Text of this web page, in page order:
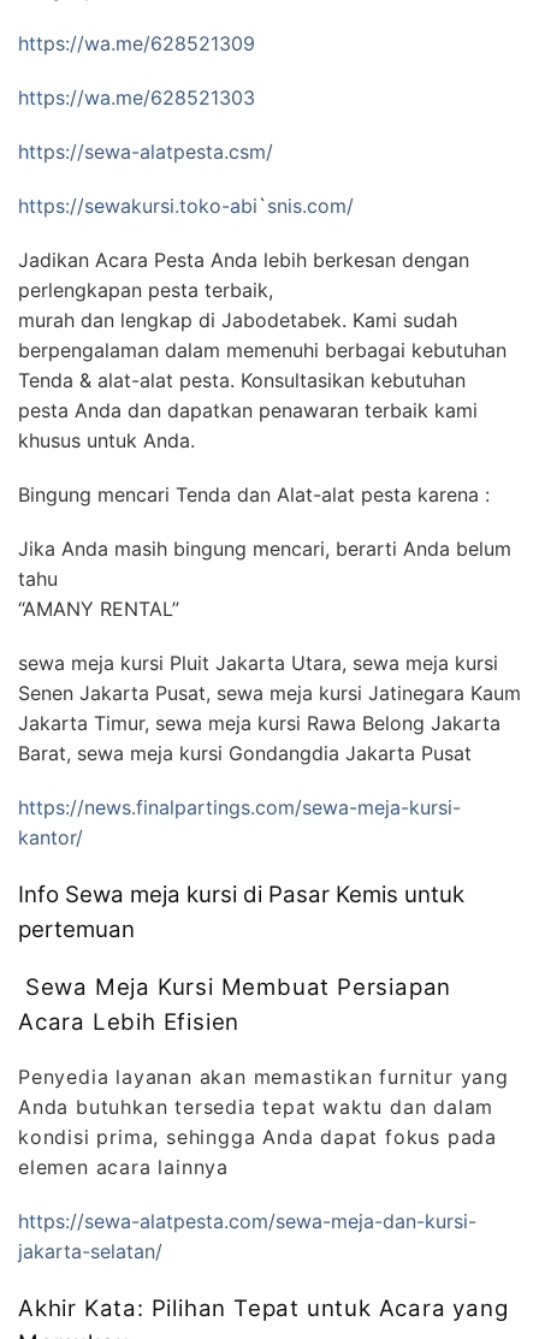
https://wa.me/628521309
https://wa.me/628521303
https://sewa-alatpesta.csm/
https://sewakursi.toko-abi`snis.com/
Jadikan Acara Pesta Anda lebih berkesan dengan
perlengkapan pesta terbaik,
murah dan lengkap di Jabodetabek. Kami sudah
berpengalaman dalam memenuhi berbagai kebutuhan
Tenda & alat-alat pesta. Konsultasikan kebutuhan
pesta Anda dan dapatkan penawaran terbaik kami
khusus untuk Anda.
Bingung mencari Tenda dan Alat-alat pesta karena :
Jika Anda masih bingung mencari, berarti Anda belum
tahu
“AMANY RENTAL”
sewa meja kursi Pluit Jakarta Utara, sewa meja kursi
Senen Jakarta Pusat, sewa meja kursi Jatinegara Kaum
Jakarta Timur, sewa meja kursi Rawa Belong Jakarta
Barat, sewa meja kursi Gondangdia Jakarta Pusat
https://news.finalpartings.com/sewa-meja-kursi-
kantor/
Info Sewa meja kursi di Pasar Kemis untuk
pertemuan
Sewa Meja Kursi Membuat Persiapan
Acara Lebih Efisien
Penyedia layanan akan memastikan furnitur yang
Anda butuhkan tersedia tepat waktu dan dalam
kondisi prima, sehingga Anda dapat fokus pada
elemen acara lainnya
https://sewa-alatpesta.com/sewa-meja-dan-kursi-
jakarta-selatan/
Akhir Kata: Pilihan Tepat untuk Acara yang